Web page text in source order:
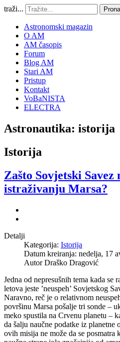
traži...
Astronomski magazin
O AM
AM časopis
Forum
Blog AM
Stari AM
Pristup
Kontakt
VoBaNISTA
ELECTRA
Astronautika: istorija
Istorija
Zašto Sovjetski Savez
istraživanju Marsa?
Detalji
Kategorija: Istorija
Datum kreiranja: nedelja, 17
Autor Draško Dragović
Jedna od nepresušnih tema kada
letova jeste ’neuspeh’ Sovjetskog
Naravno, reč je o relativnom
površinu Marsa pošalje tri sonde –
meko spustila na Crvenu planetu –
da šalju naučne podatke iz
ovih misija ne može da se posmatra